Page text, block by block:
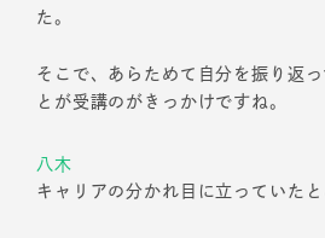
た。
そこで、あらためて自分を振り返
とが受講のがきっかけですね。
八木
キャリアの分かれ目に立っていたと